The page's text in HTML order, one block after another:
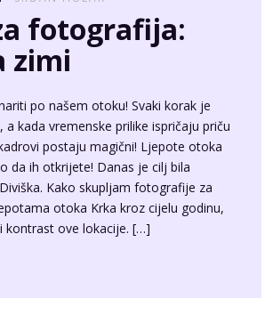
fotografija:
zimi
po našem otoku! Svaki korak je
a kada vremenske prilike ispričaju priču
postaju magični! Ljepote otoka
da ih otkrijete! Danas je cilj bila
Kako skupljam fotografije za
otoka Krka kroz cijelu godinu,
kontrast ove lokacije. […]